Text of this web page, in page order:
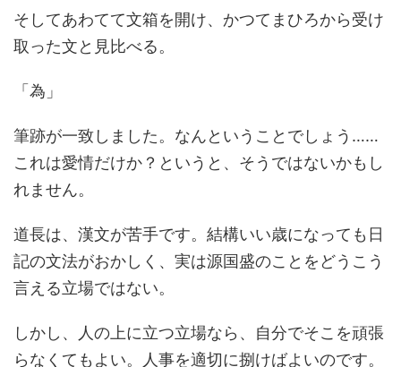
そしてあわてて文箱を開け、かつてまひろから受け
取った文と見比べる。
「為」
筆跡が一致しました。なんということでしょう……
これは愛情だけか？というと、そうではないかもし
れません。
道長は、漢文が苦手です。結構いい歳になっても日
記の文法がおかしく、実は源国盛のことをどうこう
言える立場ではない。
しかし、人の上に立つ立場なら、自分でそこを頑張
らなくてもよい。人事を適切に捌けばよいのです。